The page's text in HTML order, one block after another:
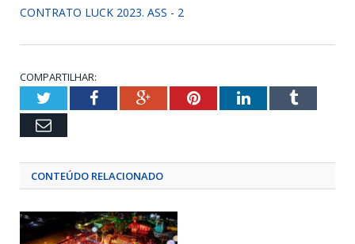
CONTRATO LUCK 2023. ASS - 2
COMPARTILHAR:
TwitterFacebookGoogle+PinterestLinkedInTumblr
Email
CONTEÚDO RELACIONADO